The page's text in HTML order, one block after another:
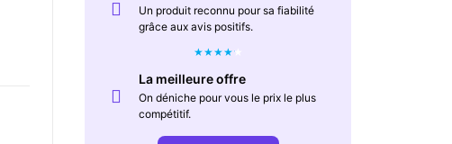
Un produit reconnu pour sa fiabilité
grâce aux avis positifs.
★★★★★
La meilleure offre
On déniche pour vous le prix le plus
compétitif.